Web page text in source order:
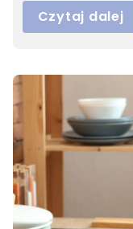
Czytaj dalej